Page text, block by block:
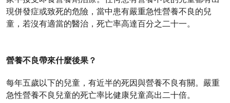
現併發症或致死的危險，當中患有嚴重急性營養不良的兒
童，若沒有適當的醫治，死亡率高達百分之二十一。
營養不良帶來什麼後果？
每年五歲以下的兒童，有近半的死因與營養不良有關。嚴重
急性營養不良兒童的死亡率比健康兒童高出二十倍。